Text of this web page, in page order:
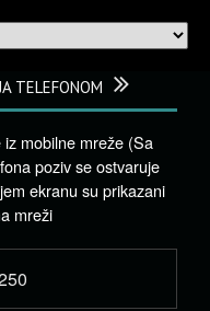
TELEFONOM
mobilne mreže (Sa
poziv se ostvaruje
ekranu su prikazani
mreži